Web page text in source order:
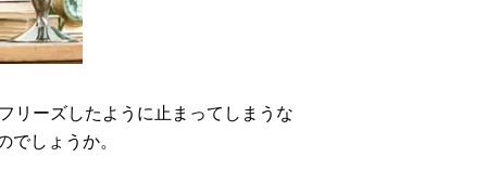
リーズしたように止まってしまうな
しょうか。